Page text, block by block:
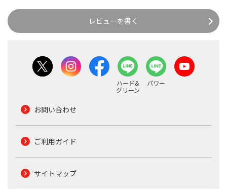
レビューを書く
ハード&
グリーン
パワー
お問い合わせ
ご利用ガイド
サイトマップ